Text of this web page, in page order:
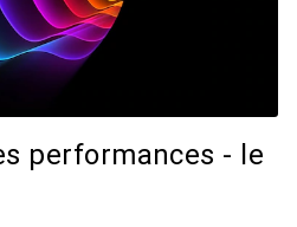
performances - le